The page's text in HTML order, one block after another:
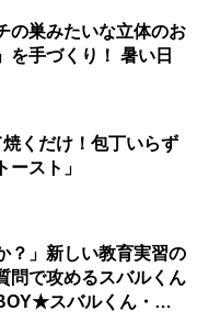
の巣みたいな立体のお
を手づくり！ 暑い日
焼くだけ！包丁いらず
ースト」
？」新しい教育実習の
問で攻めるスバルくん
スバルくん・